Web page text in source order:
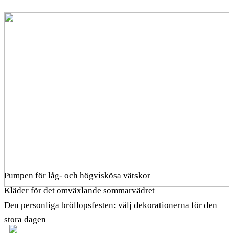
Pumpen för låg- och högviskösa vätskor
Kläder för det omväxlande sommarvädret
Den personliga bröllopsfesten: välj dekorationerna för den
stora dagen